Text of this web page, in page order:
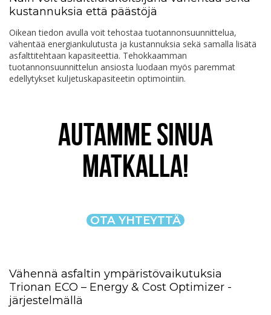
kustannuksia että päästöjä
Oikean tiedon avulla voit tehostaa tuotannonsuunnittelua,
vähentää energiankulutusta ja kustannuksia sekä samalla lisätä
asfalttitehtaan kapasiteettia. Tehokkaamman
tuotannonsuunnittelun ansiosta luodaan myös paremmat
edellytykset kuljetuskapasiteetin optimointiin.
AUTAMME SINUA
MATKALLA!
OTA YHTEYTTÄ
Vähennä asfaltin ympäristövaikutuksia
Trionan ECO – Energy & Cost Optimizer -
järjestelmällä